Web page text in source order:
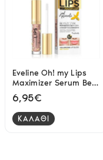
Eveline Oh! my Lips
Maximizer Serum Bee
Venom 4.5ml
6,95€
ΚΑΛΑΘΙ